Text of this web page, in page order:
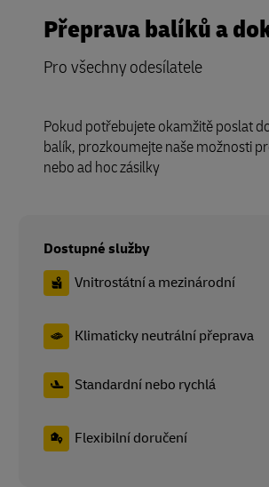
Přeprava balíků a
Pro všechny odesílatele
Pokud potřebujete okamžitě poslat
balík, prozkoumejte naše možnosti
nebo ad hoc zásilky
Dostupné služby
Vnitrostátní a mezinárodní
Klimaticky neutrální přeprava
Standardní nebo rychlá
Flexibilní doručení